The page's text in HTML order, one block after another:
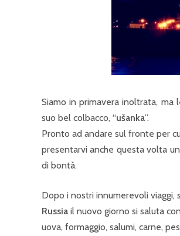
Siamo in primavera inoltrata, ma
suo bel colbacco, “ušanka”.
Pronto ad andare sul fronte per
presentarvi anche questa volta
di bontà.
Dopo i nostri innumerevoli viaggi,
Russia il nuovo giorno si saluta
uova, formaggio, salumi, carne,